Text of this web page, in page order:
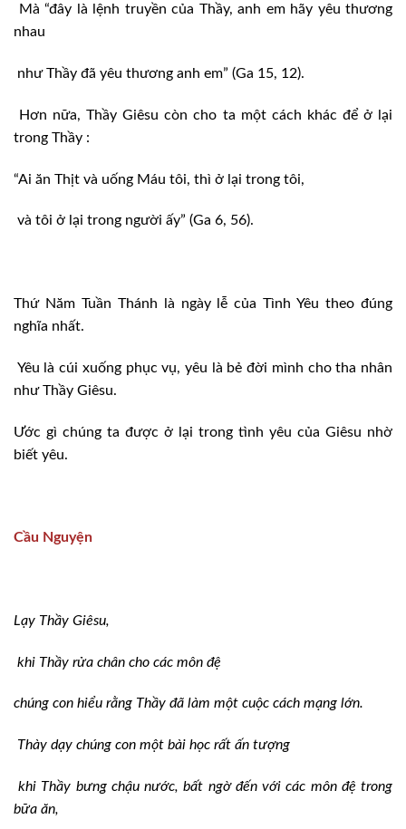
Mà “đây là lệnh truyền của Thầy, anh em hãy yêu thương
nhau
như Thầy đã yêu thương anh em” (Ga 15, 12).
Hơn nữa, Thầy Giêsu còn cho ta một cách khác để ở lại
trong Thầy :
“Ai ăn Thịt và uống Máu tôi, thì ở lại trong tôi,
và tôi ở lại trong người ấy” (Ga 6, 56).
Thứ Năm Tuần Thánh là ngày lễ của Tình Yêu theo đúng
nghĩa nhất.
Yêu là cúi xuống phục vụ, yêu là bẻ đời mình cho tha nhân
như Thầy Giêsu.
Ước gì chúng ta được ở lại trong tình yêu của Giêsu nhờ
biết yêu.
Cầu Nguyện
Lạy Thầy Giêsu,
khi Thầy rửa chân cho các môn đệ
chúng con hiểu rằng Thầy đã làm một cuộc cách mạng lớn.
Thày dạy chúng con một bài học rất ấn tượng
khi Thầy bưng chậu nước, bất ngờ đến với các môn đệ trong
bữa ăn,